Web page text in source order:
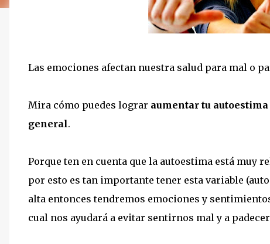
Las emociones afectan nuestra salud para mal o
Mira cómo puedes lograr aumentar tu
general.
Porque ten en cuenta que la autoestima está muy
por esto es tan importante tener esta variable
alta entonces tendremos emociones y
cual nos ayudará a evitar sentirnos mal y a